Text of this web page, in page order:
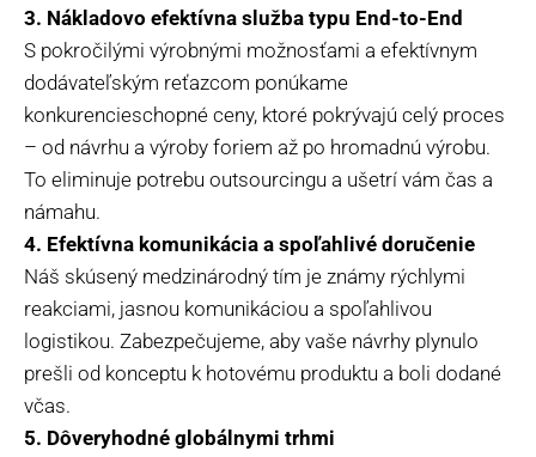
3. Nákladovo efektívna služba typu End-to-End
S pokročilými výrobnými možnosťami a efektívnym
dodávateľským reťazcom ponúkame
konkurencieschopné ceny, ktoré pokrývajú celý proces
– od návrhu a výroby foriem až po hromadnú výrobu.
To eliminuje potrebu outsourcingu a ušetrí vám čas a
námahu.
4. Efektívna komunikácia a spoľahlivé doručenie
Náš skúsený medzinárodný tím je známy rýchlymi
reakciami, jasnou komunikáciou a spoľahlivou
logistikou. Zabezpečujeme, aby vaše návrhy plynulo
prešli od konceptu k hotovému produktu a boli dodané
včas.
5. Dôveryhodné globálnymi trhmi